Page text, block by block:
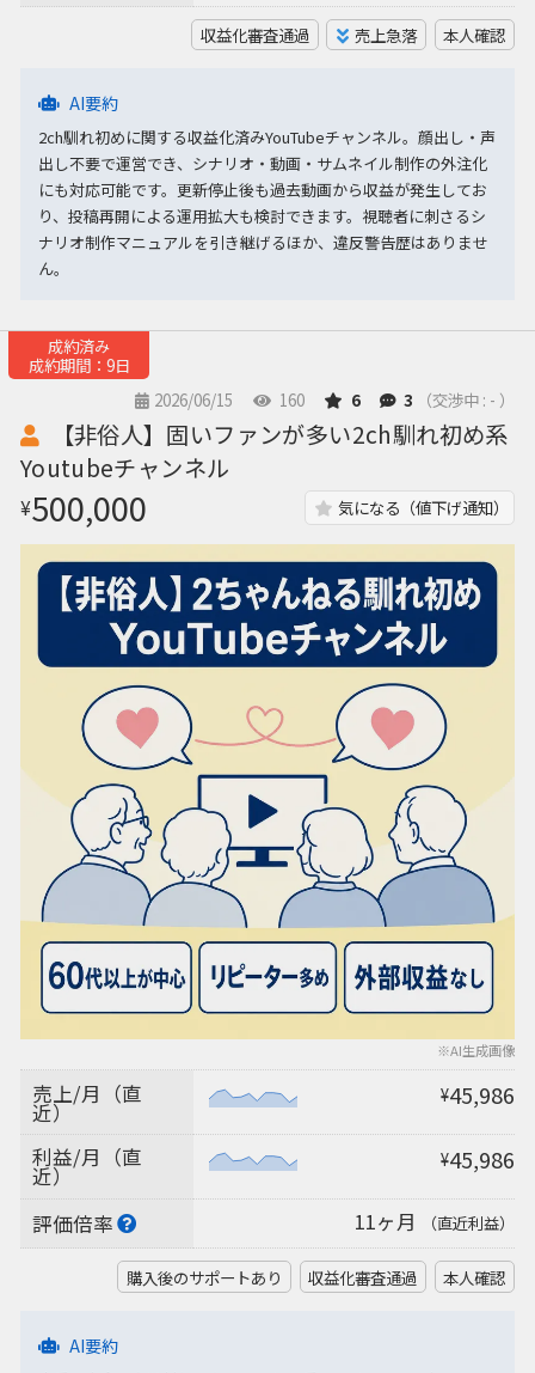
収益化審査通過 売上急落 本人確認
AI要約
2ch馴れ初めに関する収益化済みYouTubeチャンネル。顔出し・声
出し不要で運営でき、シナリオ・動画・サムネイル制作の外注化
にも対応可能です。更新停止後も過去動画から収益が発生してお
り、投稿再開による運用拡大も検討できます。視聴者に刺さるシ
ナリオ制作マニュアルを引き継げるほか、違反警告歴はありませ
ん。
成約済み
成約期間：9日
2026/06/15
160 6 3 （交渉中 : - ）
※AI生成画像
【非俗人】固いファンが多い2ch馴れ初め系
Youtubeチャンネル
¥500,000 気になる（値下げ通知）
売上/月（直
近）
¥45,986
利益/月（直
近）
¥45,986
評価倍率 11ヶ月 （直近利益）
購入後のサポートあり 収益化審査通過 本人確認
AI要約